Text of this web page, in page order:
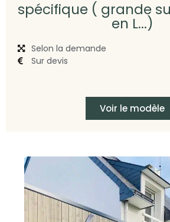
spécifique ( grande
en L...)
Selon la demande
Sur devis
Voir le modèle